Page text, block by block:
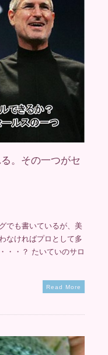
。その一つがセ
でも書いているが、美
なければプロとして多
・・？ たいていのサロ
Read More